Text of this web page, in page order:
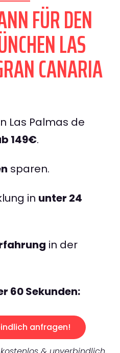
FÜR DEN
LAS
CANARIA
Las Palmas de
149€.
sparen.
in unter 24
in der
60 Sekunden:
anfragen!